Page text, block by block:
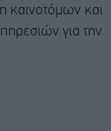
καινοτόμων και
για την